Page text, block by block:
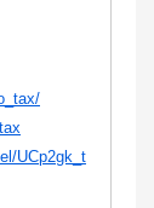
UCp2gk_t